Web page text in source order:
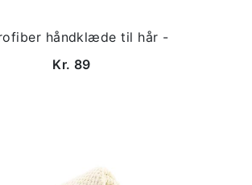
håndklæde til hår -
Kr. 89